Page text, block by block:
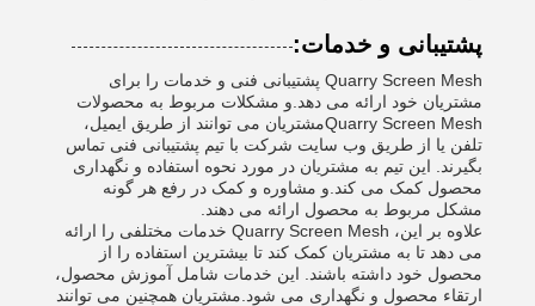
پشتیبانی و خدمات:
Quarry Screen Mesh پشتیبانی فنی و خدمات را برای
مشتریان خود ارائه می دهد.و مشکلات مربوط به محصولات
Quarry Screen Meshمشتریان می توانند از طریق ایمیل،
تلفن یا از طریق وب سایت شرکت با تیم پشتیبانی فنی تماس
بگیرند. این تیم به مشتریان در مورد نحوه استفاده و نگهداری
محصول کمک می کند.و مشاوره و کمک در رفع هر گونه
مشکل مربوط به محصول ارائه می دهند.
علاوه بر این، Quarry Screen Mesh خدمات مختلفی را ارائه
می دهد تا به مشتریان کمک کند تا بیشترین استفاده را از
محصول خود داشته باشند. این خدمات شامل آموزش محصول،
ارتقاء محصول و نگهداری می شود.مشتریان همچنین می توانند